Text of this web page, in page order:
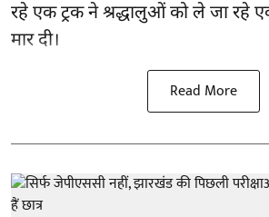
रहे एक ट्रक ने श्रद्धालुओं को ले जा रहे
मार दी।
Read More